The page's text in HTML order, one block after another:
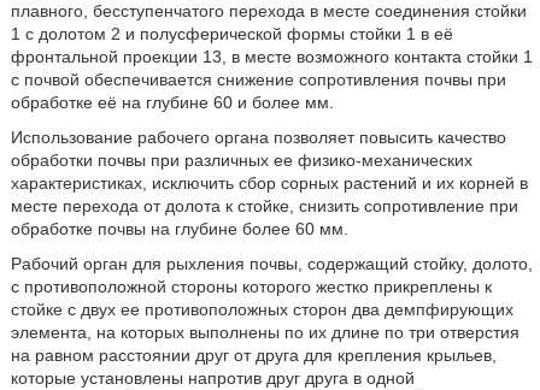
плавного, бесступенчатого перехода в месте соединения стойки
1 с долотом 2 и полусферической формы стойки 1 в её
фронтальной проекции 13, в месте возможного контакта стойки 1
с почвой обеспечивается снижение сопротивления почвы при
обработке её на глубине 60 и более мм.
Использование рабочего органа позволяет повысить качество
обработки почвы при различных ее физико-механических
характеристиках, исключить сбор сорных растений и их корней в
месте перехода от долота к стойке, снизить сопротивление при
обработке почвы на глубине более 60 мм.
Рабочий орган для рыхления почвы, содержащий стойку, долото,
с противоположной стороны которого жестко прикреплены к
стойке с двух ее противоположных сторон два демпфирующих
элемента, на которых выполнены по их длине по три отверстия
на равном расстоянии друг от друга для крепления крыльев,
которые установлены напротив друг друга в одной